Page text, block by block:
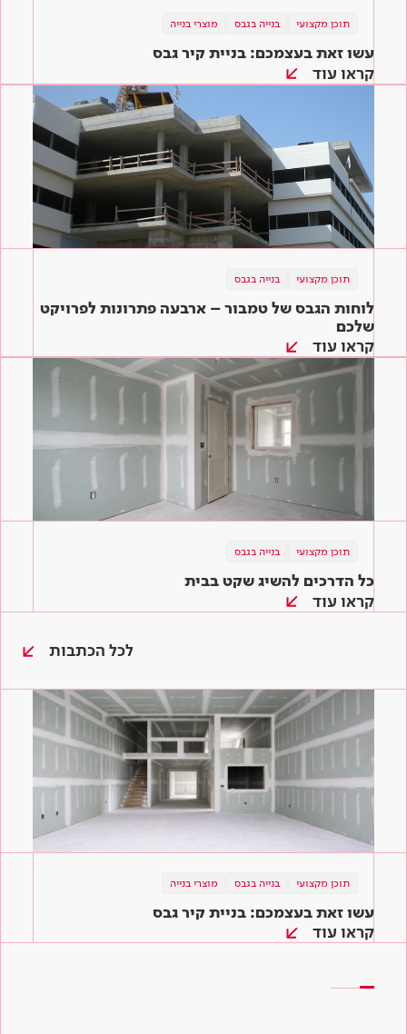
תוכן מקצועי בנייה בגבס מוצרי בנייה
עשו זאת בעצמכם: בניית קיר גבס
קראו עוד
תוכן מקצועי בנייה בגבס
לוחות הגבס של טמבור – ארבעה פתרונות לפרויקט
שלכם
קראו עוד
תוכן מקצועי בנייה בגבס
כל הדרכים להשיג שקט בבית
קראו עוד
לכל הכתבות
תוכן מקצועי בנייה בגבס מוצרי בנייה
עשו זאת בעצמכם: בניית קיר גבס
קראו עוד
תוכן מקצועי בנייה בגבס
לוחות הגבס של טמבור – ארבעה פתרונות לפרויקט
שלכם
תוכן מקצועי בנייה בגבס
כל הדרכים להשיג שקט בבית
קראו עוד